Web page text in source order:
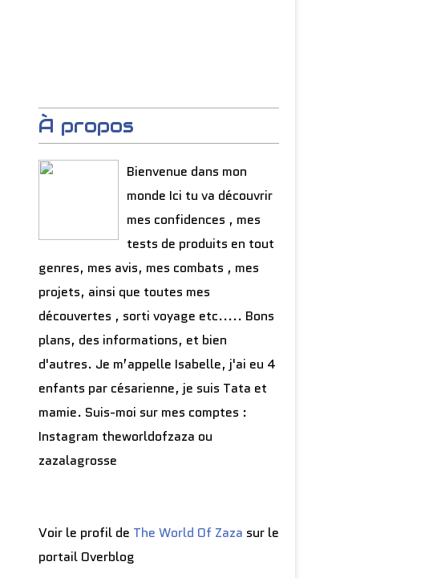
À propos
Bienvenue dans mon
monde Ici tu va découvrir
mes confidences , mes
tests de produits en tout
genres, mes avis, mes combats , mes
projets, ainsi que toutes mes
découvertes , sorti voyage etc..... Bons
plans, des informations, et bien
d'autres. Je m’appelle Isabelle, j'ai eu 4
enfants par césarienne, je suis Tata et
mamie. Suis-moi sur mes comptes :
Instagram theworldofzaza ou
zazalagrosse
Voir le profil de The World Of Zaza sur le
portail Overblog